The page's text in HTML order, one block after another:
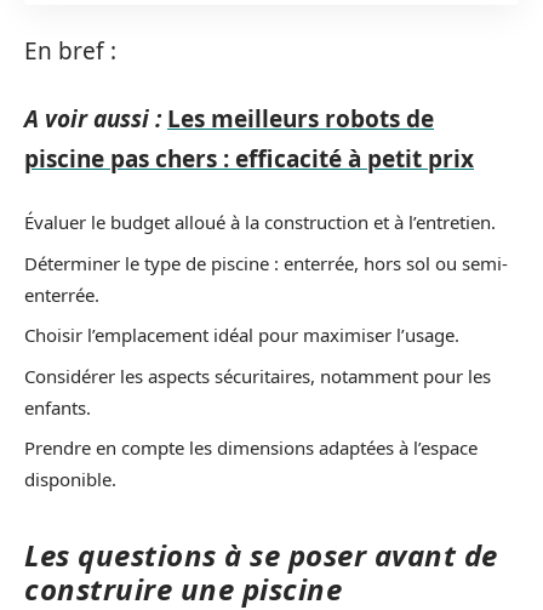
En bref :
A voir aussi : Les meilleurs robots de
piscine pas chers : efficacité à petit prix
Évaluer le budget alloué à la construction et à l’entretien.
Déterminer le type de piscine : enterrée, hors sol ou semi-
enterrée.
Choisir l’emplacement idéal pour maximiser l’usage.
Considérer les aspects sécuritaires, notamment pour les
enfants.
Prendre en compte les dimensions adaptées à l’espace
disponible.
Les questions à se poser avant de
construire une piscine